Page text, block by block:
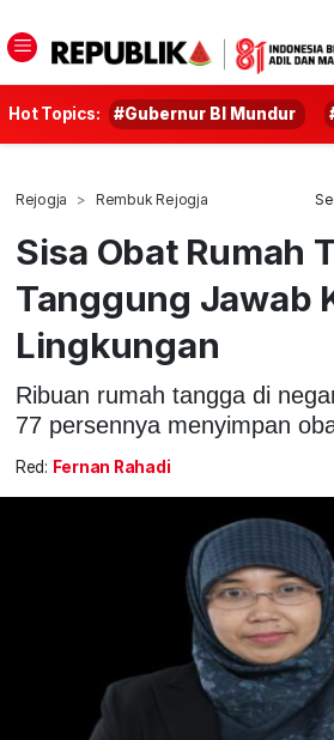
Hot Topics: #Gubernur BI Mundur
Rejogja Rembuk Rejogja
Sisa Obat Rumah
Tanggung Jawab
Lingkungan
Ribuan rumah tangga di
77 persennya menyimpan
Red: Fernan Rahadi